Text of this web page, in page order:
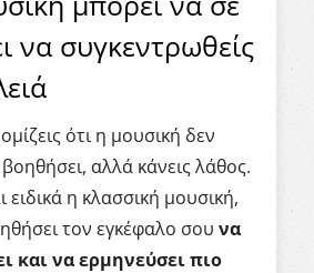
να συγκεντρωθείς
ότι η μουσική δεν
αλλά κάνεις λάθος.
ειδικά η κλασσική μουσική,
τον εγκέφαλο σου να
και να ερμηνεύσει πιο